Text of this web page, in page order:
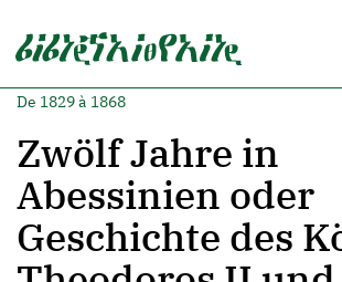
De 1829 à 1868
Zwölf Jahre in
Abessinien oder
Geschichte des